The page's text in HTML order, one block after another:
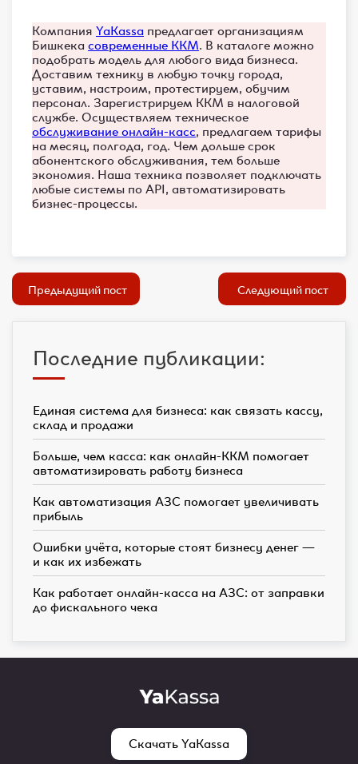
КомпанияYaKassa предлагает организациям
Бишкекасовременные ККМ. В каталоге можно
подобрать модель для любого вида бизнеса.
Доставим технику в любую точку города,
уставим, настроим, протестируем, обучим
персонал. Зарегистрируем ККМ в налоговой
службе. Осуществляем техническое
обслуживание онлайн-касс, предлагаем тарифы
на месяц, полгода, год. Чем дольше срок
абонентского обслуживания, тем больше
экономия. Наша техника позволяет подключать
любые системы по API, автоматизировать
бизнес-процессы.
Предыдущий пост Следующий пост
Последние публикации:
Единая система для бизнеса: как связать кассу,
склад и продажи
Больше, чем касса: как онлайн-ККМ помогает
автоматизировать работу бизнеса
Как автоматизация АЗС помогает увеличивать
прибыль
Ошибки учёта, которые стоят бизнесу денег —
и как их избежать
Как работает онлайн-касса на АЗС: от заправки
до фискального чека
Скачать YaKassa